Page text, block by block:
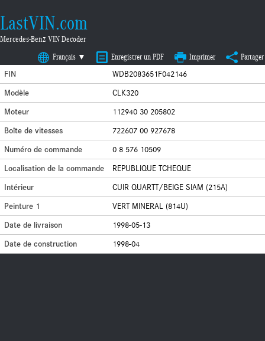
LastVIN.com
Mercedes-Benz VIN Decoder
Français ▼ Enregistrer un PDF Imprimer Partager
FIN
WDB2083651F042146
Modèle
CLK320
Moteur
112940 30 205802
Boîte de vitesses
722607 00 927678
Numéro de commande
0 8 576 10509
Localisation de la commande
REPUBLIQUE TCHEQUE
Intérieur
CUIR QUARTT/BEIGE SIAM (215A)
Peinture 1
VERT MINERAL (814U)
Date de livraison
1998-05-13
Date de construction
1998-04